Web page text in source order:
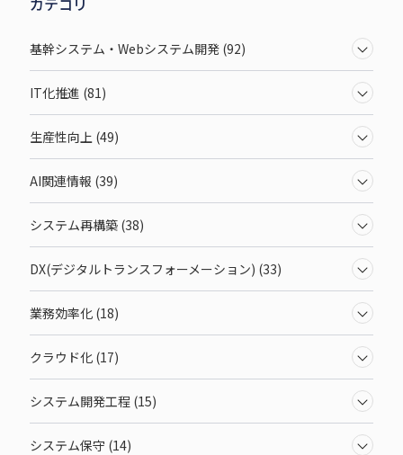
基幹システム・Webシステム開発 (92)
IT化推進 (81)
生産性向上 (49)
AI関連情報 (39)
システム再構築 (38)
DX(デジタルトランスフォーメーション) (33)
業務効率化 (18)
クラウド化 (17)
システム開発工程 (15)
システム保守 (14)